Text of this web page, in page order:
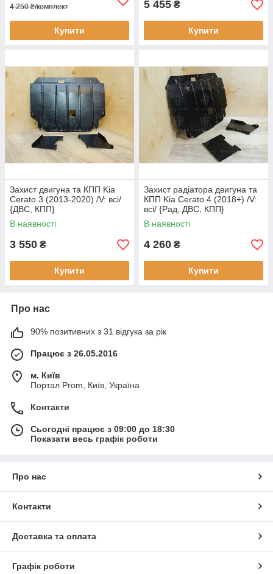
4 250 ₴/комплект
Купити
5 455 ₴
Купити
Захист двигуна та КПП Kia
Cerato 3 (2013-2020) /V: всі/
{ДВС, КПП}
В наявності
3 550 ₴
Купити
Захист радіатора двигуна та
КПП Kia Cerato 4 (2018+) /V:
всі/ {Рад, ДВС, КПП}
В наявності
4 260 ₴
Купити
Про нас
90% позитивних з 31 відгука за рік
Працює з 26.05.2016
м. Київ
Портал Prom, Київ, Україна
Контакти
Сьогодні працює з 09:00 до 18:30
Показати весь графік роботи
Про нас
Контакти
Доставка та оплата
Графік роботи